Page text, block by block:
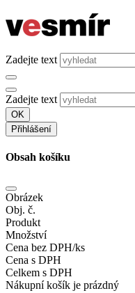
Zadejte text
Zadejte text
OK
Přihlášení
Obsah košíku
Obrázek
Obj. č.
Produkt
Množství
Cena bez DPH/ks
Cena s DPH
Celkem s DPH
Nákupní košík je prázdný